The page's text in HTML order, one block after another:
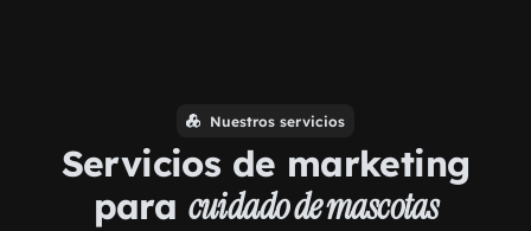
Nuestros servicios
Servicios de marketing
para cuidado de mascotas